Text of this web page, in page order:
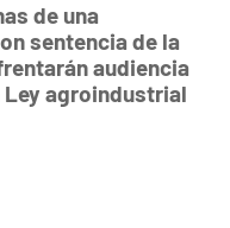
de una
sentencia de la
audiencia
Ley agroindustrial